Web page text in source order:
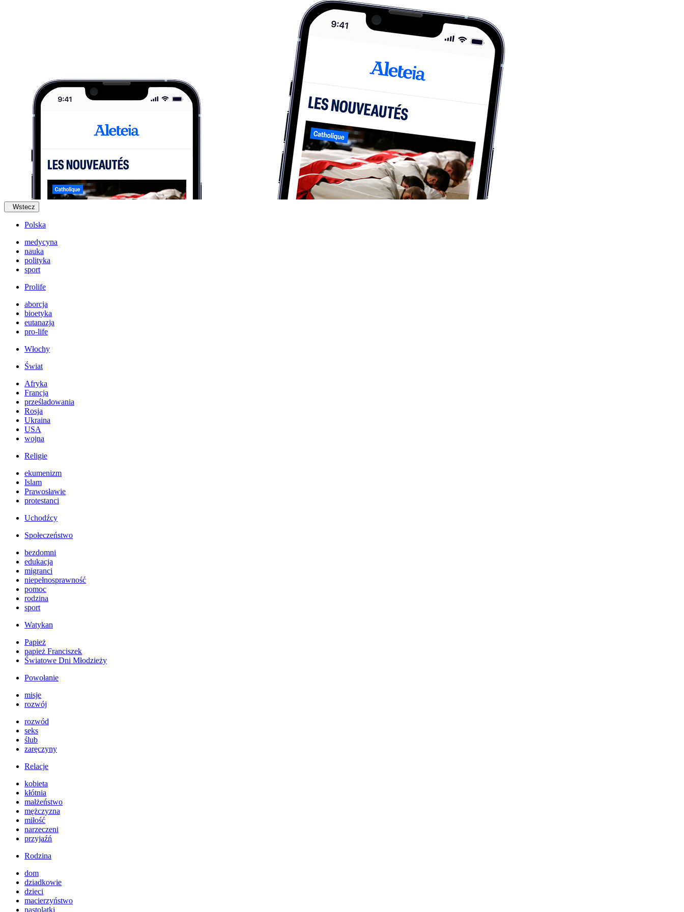
Wstecz
Polska
medycyna
nauka
polityka
sport
Prolife
aborcja
bioetyka
eutanazja
pro-life
Włochy
Świat
Afryka
Francja
prześladowania
Rosja
Ukraina
USA
wojna
Religie
ekumenizm
Islam
Prawosławie
protestanci
Uchodźcy
Społeczeństwo
bezdomni
edukacja
migranci
niepełnosprawność
pomoc
rodzina
sport
Watykan
Papież
papież Franciszek
Światowe Dni Młodzieży
Powołanie
misje
rozwój
rozwód
seks
ślub
zaręczyny
Relacje
kobieta
kłótnia
małżeństwo
mężczyzna
miłość
narzeczeni
przyjaźń
Rodzina
dom
dziadkowie
dzieci
macierzyństwo
nastolatki